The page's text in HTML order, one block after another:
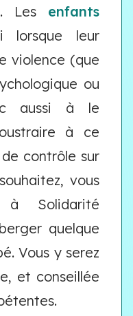
Les enfants
lorsque leur
violence (que
ou
aussi à le
à ce
contrôle sur
vous
à Solidarité
quelque
Vous y serez
et conseillée